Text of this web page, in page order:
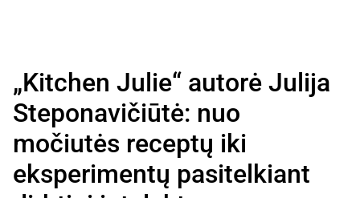
„Kitchen Julie“ autorė Julija
Steponavičiūtė: nuo
močiutės receptų iki
eksperimentų pasitelkiant